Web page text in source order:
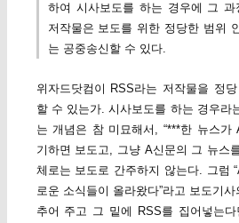
하여 시사보도를 하는 경우에 그 과
저작물은 보도를 위한 정당한 범위
는 공중송신할 수 있다.
위자드닷컴이 RSS라는 저작물을 정
할 수 있는가. 시사보도를 하는 경우라
는 개념은 참 미묘해서, “***한 뉴스가
기하면 보도고, 그냥 A신문의 그 뉴스
체로는 보도로 간주하지 않는다. 그럼
로운 소식들이 올라왔다”라고 보도기
추어 주고 그 밑에 RSS를 집어넣는다